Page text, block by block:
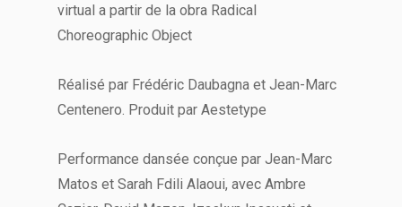
virtual a partir de la obra Radical
Choreographic Object
Réalisé par Frédéric Daubagna et Jean-Marc
Centenero. Produit par Aestetype
Performance dansée conçue par Jean-Marc
Matos et Sarah Fdili Alaoui, avec Ambre